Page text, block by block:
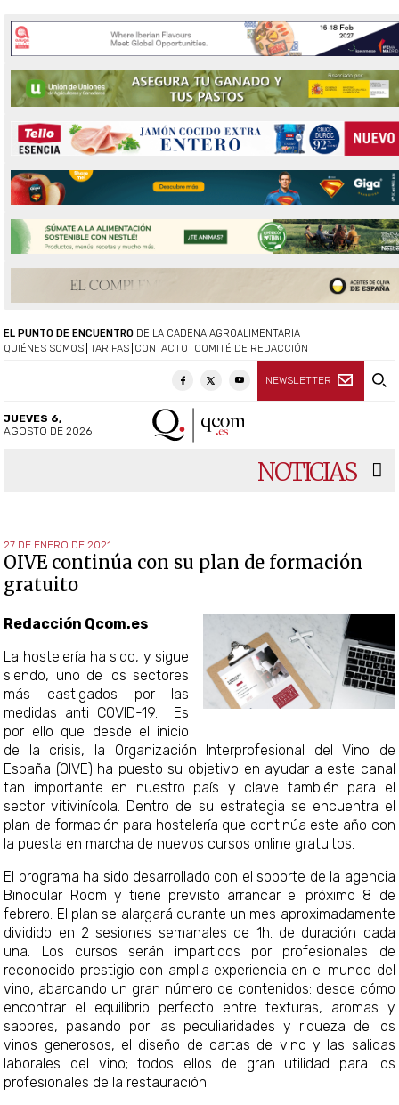
QUIÉNES SOMOS TARIFAS CONTACTO COMITÉ DE REDACCIÓN
NEWSLETTER
EL PUNTO DE ENCUENTRO DE LA CADENA AGROALIMENTARIA
JUEVES 6,
AGOSTO DE 2026
NOTICIAS
27 DE ENERO DE 2021
OIVE continúa con su plan de formación
gratuito
Redacción Qcom.es
La hostelería ha sido, y sigue
siendo, uno de los sectores
más castigados por las
medidas anti COVID-19. Es
por ello que desde el inicio
de la crisis, la Organización Interprofesional del Vino de
España (OIVE) ha puesto su objetivo en ayudar a este canal
tan importante en nuestro país y clave también para el
sector vitivinícola. Dentro de su estrategia se encuentra el
plan de formación para hostelería que continúa este año con
la puesta en marcha de nuevos cursos online gratuitos.
El programa ha sido desarrollado con el soporte de la agencia
Binocular Room y tiene previsto arrancar el próximo 8 de
febrero. El plan se alargará durante un mes aproximadamente
dividido en 2 sesiones semanales de 1h. de duración cada
una. Los cursos serán impartidos por profesionales de
reconocido prestigio con amplia experiencia en el mundo del
vino, abarcando un gran número de contenidos: desde cómo
encontrar el equilibrio perfecto entre texturas, aromas y
sabores, pasando por las peculiaridades y riqueza de los
vinos generosos, el diseño de cartas de vino y las salidas
laborales del vino; todos ellos de gran utilidad para los
profesionales de la restauración.